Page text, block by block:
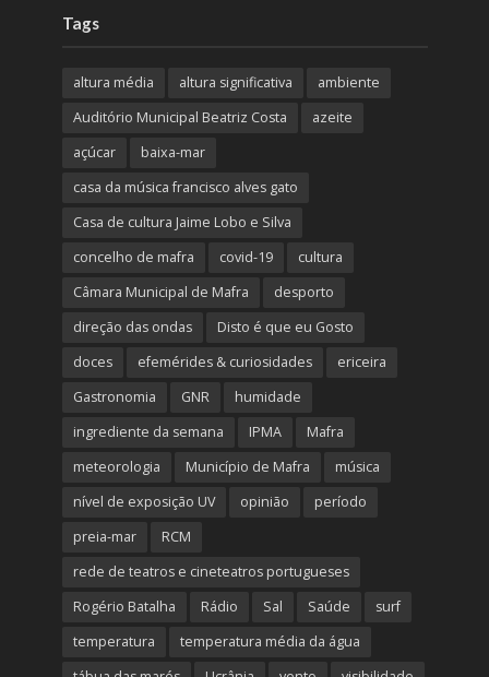
Tags
altura média altura significativa
ambiente
Auditório Municipal Beatriz Costa
azeite
açúcar
baixa-mar
casa da música francisco alves gato
Casa de cultura Jaime Lobo e Silva
concelho de mafra
covid-19
cultura
Câmara Municipal de Mafra
desporto
direção das ondas
Disto é que eu Gosto
doces
efemérides & curiosidades
ericeira
Gastronomia
GNR
humidade
ingrediente da semana
IPMA
Mafra
meteorologia
Município de Mafra
música
nível de exposição UV
opinião
período
preia-mar
RCM
rede de teatros e cineteatros portugueses
Rogério Batalha
Rádio Sal Saúde
surf
temperatura
temperatura média da água